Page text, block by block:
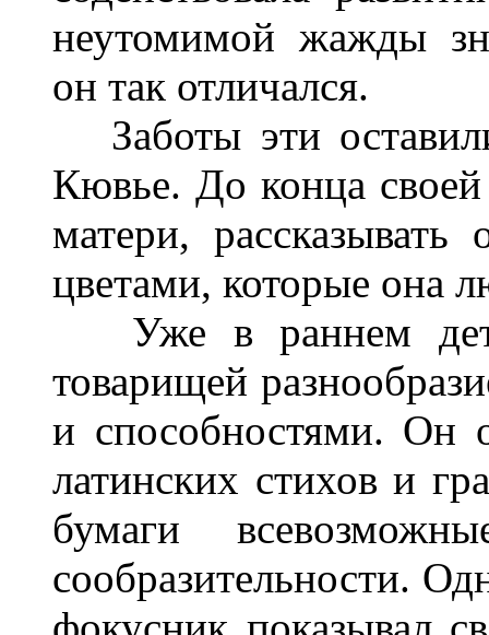
неутомимой жажды
он так отличался.
Заботы эти
Кювье. До конца
матери,
цветами, которые она
Уже в раннем
товарищей
и способностями. Он
латинских стихов и
бумаги
сообразительности.